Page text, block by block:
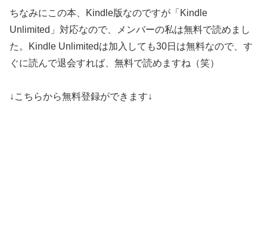
ちなみにこの本、Kindle版なのですが「Kindle
Unlimited」対応なので、メンバーの私は無料で読めまし
た。Kindle Unlimitedは加入しても30日は無料なので、す
ぐに読んで退会すれば、無料で読めますね（笑）
↓こちらから無料登録ができます↓